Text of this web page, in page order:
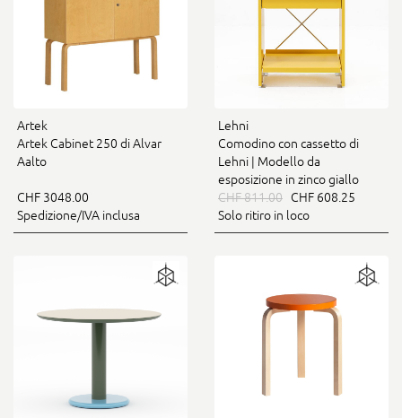
Artek
Artek Cabinet 250 di Alvar
Aalto
CHF 3048.00
Spedizione/IVA inclusa
Lehni
Comodino con cassetto di
Lehni | Modello da
esposizione in zinco giallo
CHF 811.00 CHF 608.25
Solo ritiro in loco